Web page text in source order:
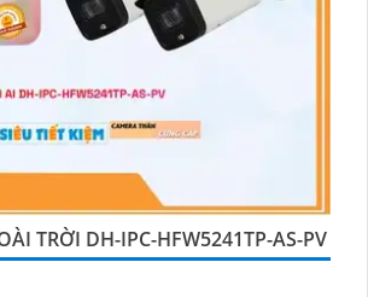
TRỜI DH-IPC-HFW5241TP-AS-PV